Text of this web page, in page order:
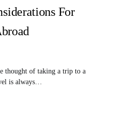
For
thought of taking a trip to a
is always…